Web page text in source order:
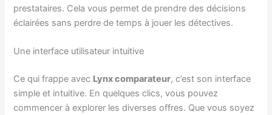
prestataires. Cela vous permet de prendre des décisions
éclairées sans perdre de temps à jouer les détectives.
Une interface utilisateur intuitive
Ce qui frappe avec Lynx comparateur, c’est son interface
simple et intuitive. En quelques clics, vous pouvez
commencer à explorer les diverses offres. Que vous soyez